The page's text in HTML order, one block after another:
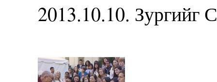
2013.10.10. Зургийг